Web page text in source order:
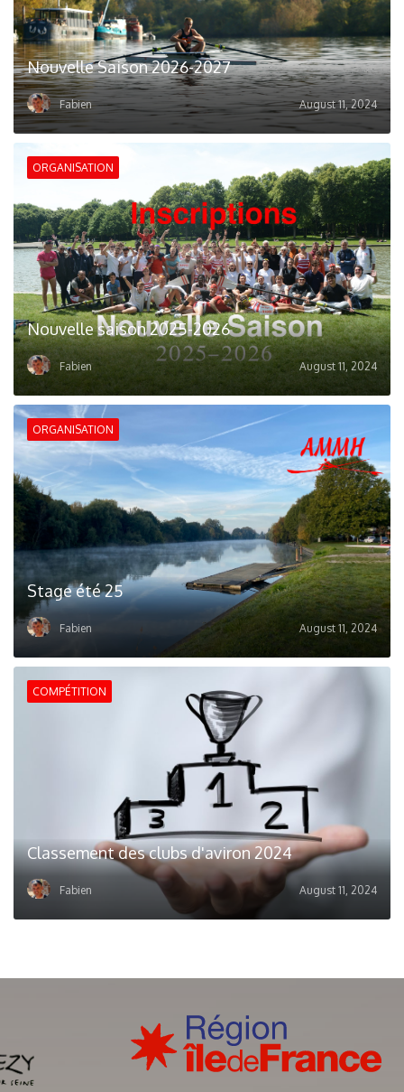
Nouvelle Saison 2026-2027
Fabien August 11, 2024
ORGANISATION
Nouvelle saison 2025-2026
Fabien August 11, 2024
ORGANISATION
Stage été 25
Fabien August 11, 2024
COMPÉTITION
Classement des clubs d'aviron 2024
Fabien August 11, 2024